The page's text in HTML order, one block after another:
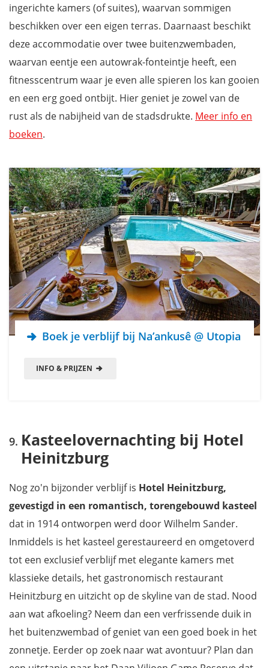
ingerichte kamers (of suites), waarvan sommigen
beschikken over een eigen terras. Daarnaast beschikt
deze accommodatie over twee buitenzwembaden,
waarvan eentje een autowrak-fonteintje heeft, een
fitnesscentrum waar je even alle spieren los kan gooien
en een erg goed ontbijt. Hier geniet je zowel van de
rust als de nabijheid van de stadsdrukte. Meer info en
boeken.
Boek je verblijf bij Na’ankusê @ Utopia
INFO & PRIJZEN
Kasteelovernachting bij Hotel
Heinitzburg
Nog zo'n bijzonder verblijf is Hotel Heinitzburg,
gevestigd in een romantisch, torengebouwd kasteel
dat in 1914 ontworpen werd door Wilhelm Sander.
Inmiddels is het kasteel gerestaureerd en omgetoverd
tot een exclusief verblijf met elegante kamers met
klassieke details, het gastronomisch restaurant
Heinitzburg en uitzicht op de skyline van de stad. Nood
aan wat afkoeling? Neem dan een verfrissende duik in
het buitenzwembad of geniet van een goed boek in het
zonnetje. Eerder op zoek naar wat avontuur? Plan dan